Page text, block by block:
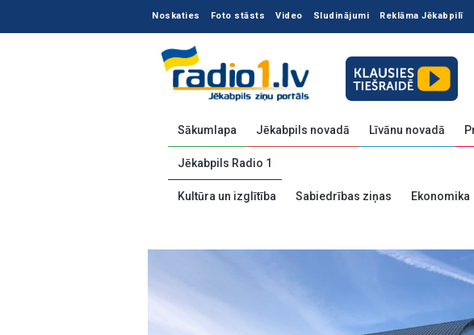
Noskaties Foto stāsts Video Sludinājumi Reklāma Jēkabpilī
Sākumlapa Jēkabpils novadā Līvānu novadā
Jēkabpils Radio 1
Kultūra un izglītība Sabiedrības ziņas Ekonomika